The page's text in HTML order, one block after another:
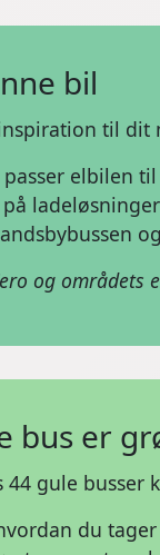
bil
til dit
elbilen
og områdets
bus er
44 gule busser
du